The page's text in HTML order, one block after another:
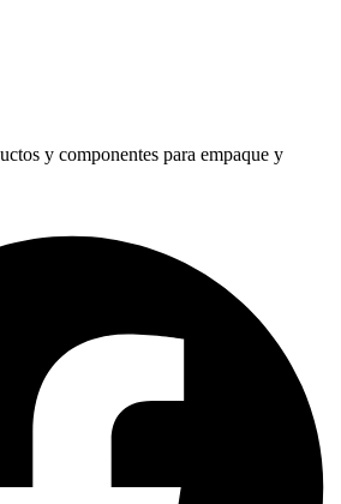
y componentes para empaque y